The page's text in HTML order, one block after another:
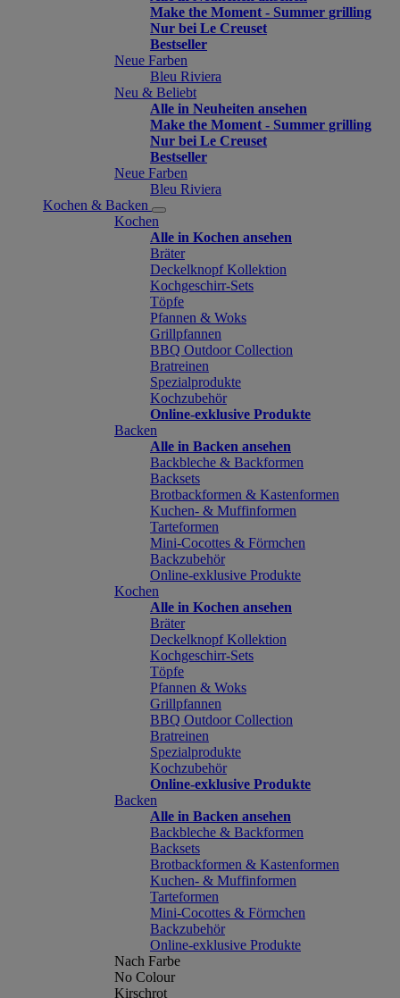
Make the Moment - Summer grilling
Nur bei Le Creuset
Bestseller
Neue Farben
Bleu Riviera
Neu & Beliebt
Alle in Neuheiten ansehen
Make the Moment - Summer grilling
Nur bei Le Creuset
Bestseller
Neue Farben
Bleu Riviera
Kochen & Backen
Kochen
Alle in Kochen ansehen
Bräter
Deckelknopf Kollektion
Kochgeschirr-Sets
Töpfe
Pfannen & Woks
Grillpfannen
BBQ Outdoor Collection
Bratreinen
Spezialprodukte
Kochzubehör
Online-exklusive Produkte
Backen
Alle in Backen ansehen
Backbleche & Backformen
Backsets
Brotbackformen & Kastenformen
Kuchen- & Muffinformen
Tarteformen
Mini-Cocottes & Förmchen
Backzubehör
Online-exklusive Produkte
Kochen
Alle in Kochen ansehen
Bräter
Deckelknopf Kollektion
Kochgeschirr-Sets
Töpfe
Pfannen & Woks
Grillpfannen
BBQ Outdoor Collection
Bratreinen
Spezialprodukte
Kochzubehör
Online-exklusive Produkte
Backen
Alle in Backen ansehen
Backbleche & Backformen
Backsets
Brotbackformen & Kastenformen
Kuchen- & Muffinformen
Tarteformen
Mini-Cocottes & Förmchen
Backzubehör
Online-exklusive Produkte
Nach Farbe
No Colour
Kirschrot